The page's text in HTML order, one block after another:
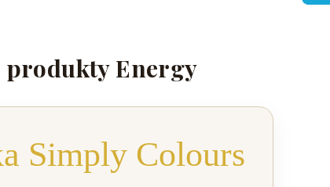
produkty Energy
Simply Colours